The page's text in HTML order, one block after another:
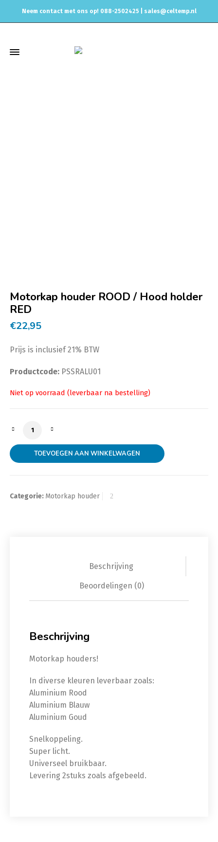
Neem contact met ons op! 088-2502425 | sales@celtemp.nl
Motorkap houder ROOD / Hood holder
RED
€22,95
Prijs is inclusief 21% BTW
Productcode: PSSRALU01
Motorkap houder ROOD / Hood holder RED aantal
TOEVOEGEN AAN WINKELWAGEN
Categorie: Motorkap houder
Beschrijving
Beoordelingen (0)
Beschrijving
Motorkap houders!
In diverse kleuren leverbaar zoals:
Aluminium Rood
Aluminium Blauw
Aluminium Goud
Snelkoppeling.
Super licht.
Universeel bruikbaar.
Levering 2stuks zoals afgebeeld.